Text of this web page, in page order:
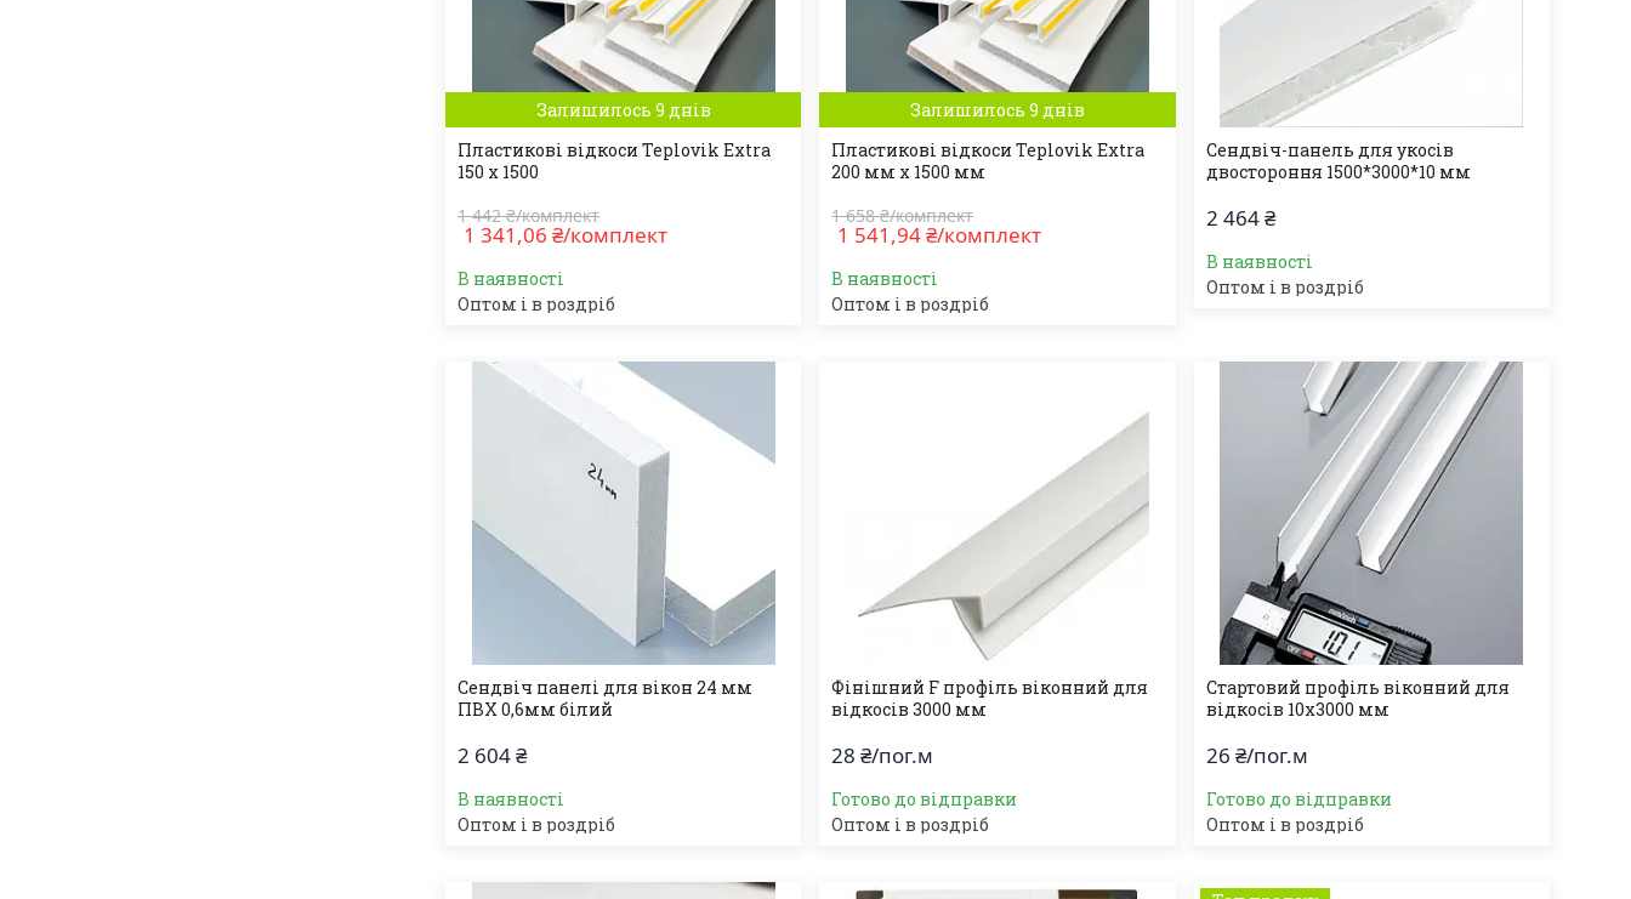
Залишилось 9 днів
Пластикові відкоси Teplovik Extra
150 x 1500
1 442 ₴/комплект
1 341,06 ₴/комплект
В наявності
Оптом і в роздріб
Залишилось 9 днів
Пластикові відкоси Teplovik Extra
200 мм x 1500 мм
1 658 ₴/комплект
1 541,94 ₴/комплект
В наявності
Оптом і в роздріб
Сендвіч-панель для укосів
двостороння 1500*3000*10 мм
2 464 ₴
В наявності
Оптом і в роздріб
Сендвіч панелі для вікон 24 мм
ПВХ 0,6мм білий
2 604 ₴
В наявності
Оптом і в роздріб
Фінішний F профіль віконний для
відкосів 3000 мм
28 ₴/пог.м
Готово до відправки
Оптом і в роздріб
Стартовий профіль віконний для
відкосів 10х3000 мм
26 ₴/пог.м
Готово до відправки
Оптом і в роздріб